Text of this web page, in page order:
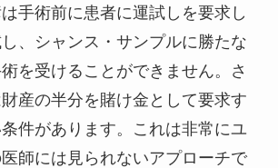
手術前に患者に運試しを要求し
、シャンス・サンプルに勝たな
を受けることができません。さ
産の半分を賭け金として要求す
件があります。これは非常にユ
師には見られないアプローチで